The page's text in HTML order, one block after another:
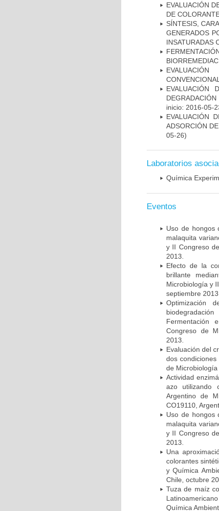
EVALUACIÓN
DE
SÍNTESIS,
GENERADOS
INSATURADAS
EVALUACIÓN
inicio: 2016-05-
EVALUACIÓN
ADSORCIÓN
05-26)
Laboratorios
Química
Eventos
Uso de hongos
malaquita
y II Congreso
2013.
Efecto de la
brillante
Microbiología y
septiembre
Optimización
Fermentación
Congreso de
2013.
Evaluación del
dos
de
Actividad
azo utilizando
Argentino de
CO19110,
Uso de hongos
malaquita
y II Congreso
2013.
Una
colorantes
y Química
Chile, octubre
Tuza de maíz
Química